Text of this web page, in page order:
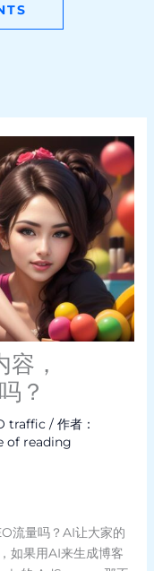
，
？
traffic/ 作者：
of reading
流量吗？AI让大家的
如果用AI来生成博客